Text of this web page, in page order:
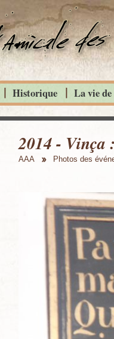
2014 - Vinça
AAA Photos des
Historique La vie